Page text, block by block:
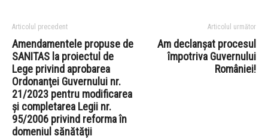
Articolul precedent
Amendamentele propuse de
SANITAS la proiectul de
Lege privind aprobarea
Ordonanţei Guvernului nr.
21/2023 pentru modificarea
şi completarea Legii nr.
95/2006 privind reforma în
domeniul sănătăţii
Articolul următor
Am declanșat procesul
împotriva Guvernului
României!